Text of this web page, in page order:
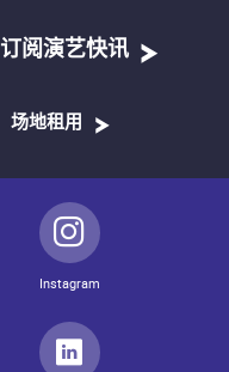
订阅演艺快讯
场地租用
Instagram